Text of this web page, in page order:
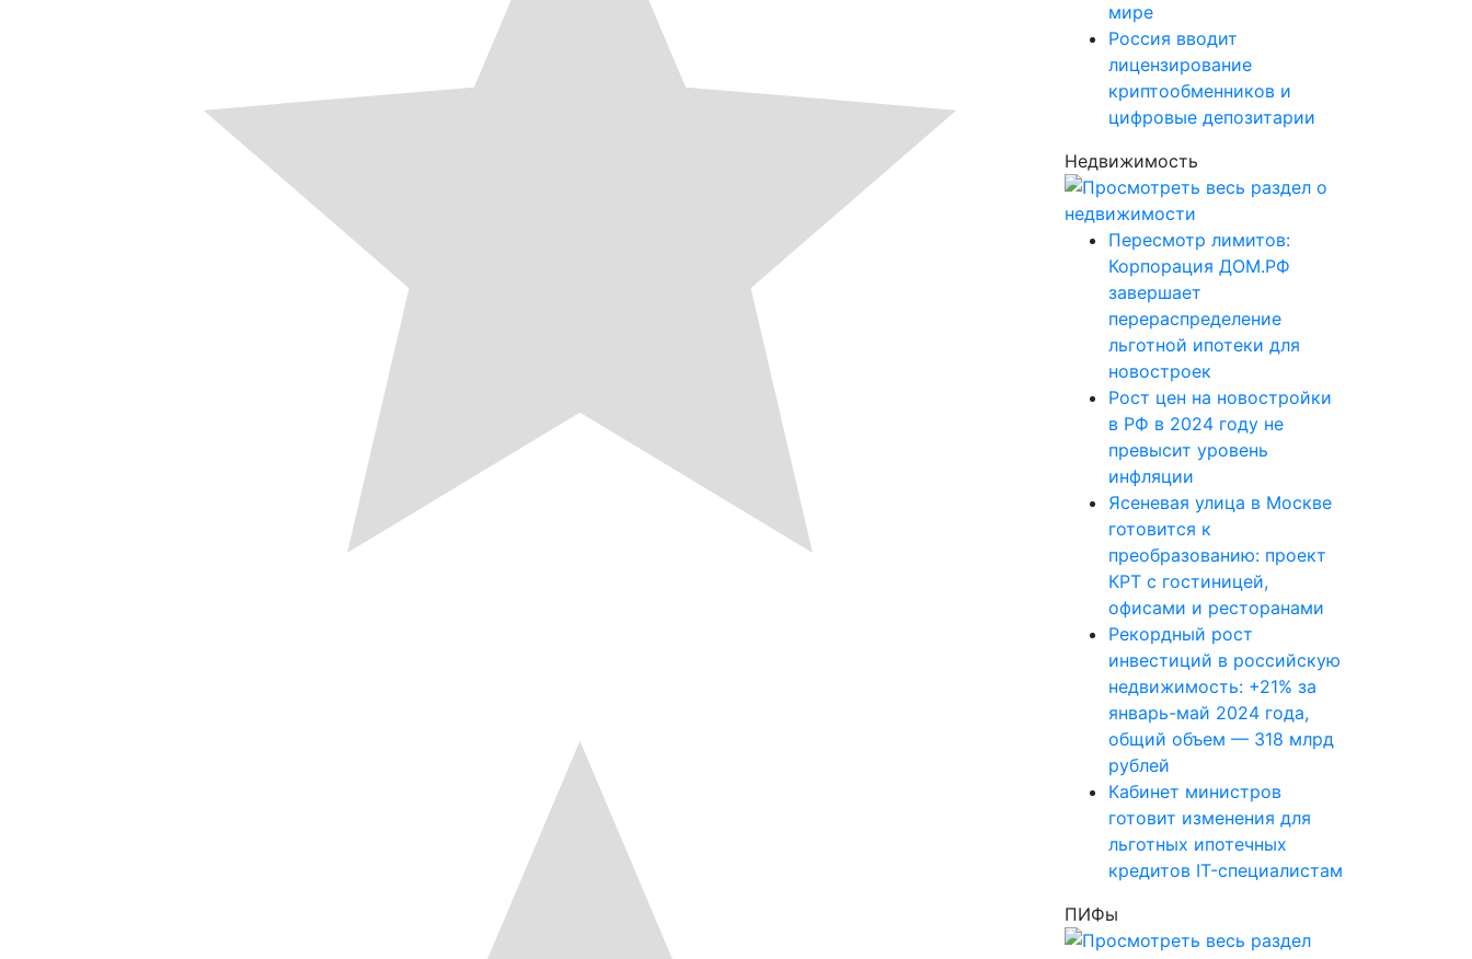
мире
Россия вводит
лицензирование
криптообменников и
цифровые депозитарии
Недвижимость
Пересмотр лимитов:
Корпорация ДОМ.РФ
завершает
перераспределение
льготной ипотеки для
новостроек
Рост цен на новостройки
в РФ в 2024 году не
превысит уровень
инфляции
Ясеневая улица в Москве
готовится к
преобразованию: проект
КРТ с гостиницей,
офисами и ресторанами
Рекордный рост
инвестиций в российскую
недвижимость: +21% за
январь-май 2024 года,
общий объем — 318 млрд
рублей
Кабинет министров
готовит изменения для
льготных ипотечных
кредитов IT-специалистам
ПИФы